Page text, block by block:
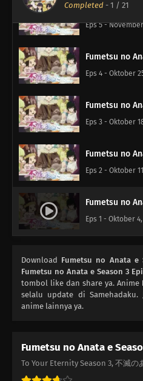
Completed - 1 / 21
Fumetsu no
Eps 5 -
Fumetsu no
Eps 4 - Oktober
Fumetsu no
Eps 3 - Oktober
Fumetsu no
Eps 2 - Oktober
Fumetsu no
Eps 1 - Oktober
Download Fumetsu no Anata e
Fumetsu no Anata e Season 3
tombol like dan share ya. Anime
selalu update di
anime lainnya ya.
Fumetsu no Anata e
To Your Eternity Season 3, 不滅の